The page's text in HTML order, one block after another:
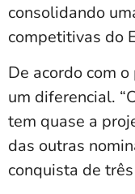
consolidando
competitivas do
De acordo com
um diferencial.
tem quase a
das outras
conquista de